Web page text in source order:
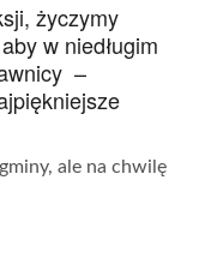
życzymy
w niedługim
–
ale na chwilę